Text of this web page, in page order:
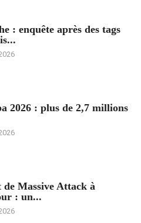
: enquête après des tags
2026 : plus de 2,7 millions
de Massive Attack à
: un...